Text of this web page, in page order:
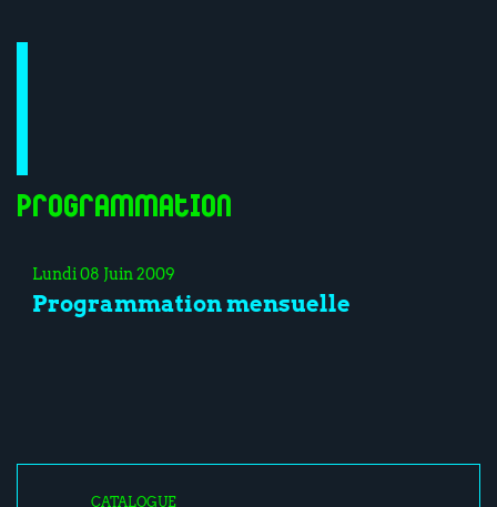
Programmation
Lundi 08 Juin 2009
Programmation mensuelle
CATALOGUE